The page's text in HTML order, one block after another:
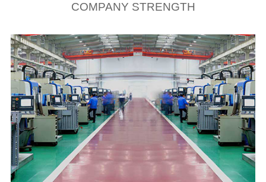
COMPANY STRENGTH